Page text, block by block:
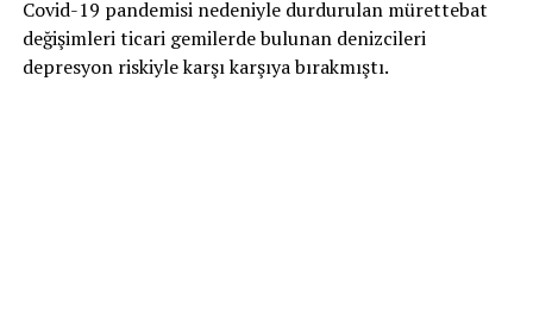
Covid-19 pandemisi nedeniyle durdurulan mürettebat
değişimleri ticari gemilerde bulunan denizcileri
depresyon riskiyle karşı karşıya bırakmıştı.